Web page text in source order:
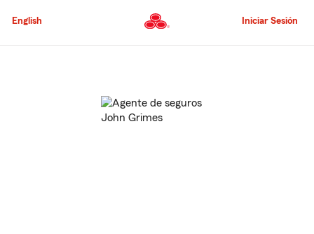
al
principal
English Iniciar Sesión